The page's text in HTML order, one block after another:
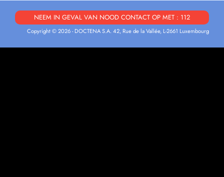
NEEM IN GEVAL VAN NOOD CONTACT OP MET : 112
Copyright © 2026 - DOCTENA S.A. 42, Rue de la Vallée, L-2661 Luxembourg